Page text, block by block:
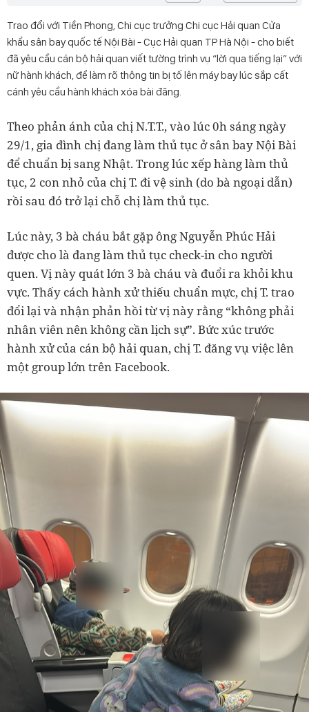
Trao đổi với Tiền Phong, Chi cục trưởng Chi cục Hải quan Cửa
khẩu sân bay quốc tế Nội Bài - Cục Hải quan TP Hà Nội - cho biết
đã yêu cầu cán bộ hải quan viết tường trình vụ “lời qua tiếng lại” với
nữ hành khách, để làm rõ thông tin bị tố lên máy bay lúc sắp cất
cánh yêu cầu hành khách xóa bài đăng.
Theo phản ánh của chị N.T.T., vào lúc 0h sáng ngày
29/1, gia đình chị đang làm thủ tục ở sân bay Nội Bài
để chuẩn bị sang Nhật. Trong lúc xếp hàng làm thủ
tục, 2 con nhỏ của chị T. đi vệ sinh (do bà ngoại dẫn)
rồi sau đó trở lại chỗ chị làm thủ tục.
Lúc này, 3 bà cháu bắt gặp ông Nguyễn Phúc Hải
được cho là đang làm thủ tục check-in cho người
quen. Vị này quát lớn 3 bà cháu và đuổi ra khỏi khu
vực. Thấy cách hành xử thiếu chuẩn mực, chị T. trao
đổi lại và nhận phản hồi từ vị này rằng “không phải
nhân viên nên không cần lịch sự”. Bức xúc trước
hành xử của cán bộ hải quan, chị T. đăng vụ việc lên
một group lớn trên Facebook.